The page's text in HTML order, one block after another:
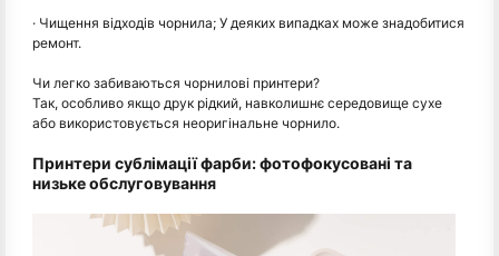
· Чищення відходів чорнила; У деяких випадках може знадобитися
ремонт.
Чи легко забиваються чорнилові принтери?
Так, особливо якщо друк рідкий, навколишнє середовище сухе
або використовується неоригінальне чорнило.
Принтери сублімації фарби: фотофокусовані та
низьке обслуговування